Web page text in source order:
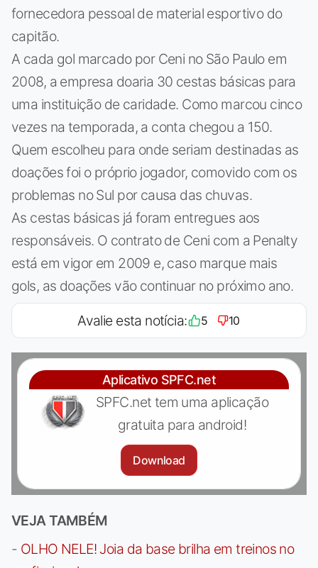
fornecedora pessoal de material esportivo do
capitão.
A cada gol marcado por Ceni no São Paulo em
2008, a empresa doaria 30 cestas básicas para
uma instituição de caridade. Como marcou cinco
vezes na temporada, a conta chegou a 150.
Quem escolheu para onde seriam destinadas as
doações foi o próprio jogador, comovido com os
problemas no Sul por causa das chuvas.
As cestas básicas já foram entregues aos
responsáveis. O contrato de Ceni com a Penalty
está em vigor em 2009 e, caso marque mais
gols, as doações vão continuar no próximo ano.
Avalie esta notícia: 5 10
Aplicativo SPFC.net
SPFC.net tem uma aplicação
gratuita para android!
Download
VEJA TAMBÉM
- OLHO NELE! Joia da base brilha em treinos no